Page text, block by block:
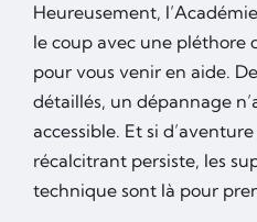
Heureusement,
le coup avec une pléthore
pour vous venir en aide.
détaillés, un dépannage
accessible. Et si
récalcitrant persiste, les
technique sont là pour